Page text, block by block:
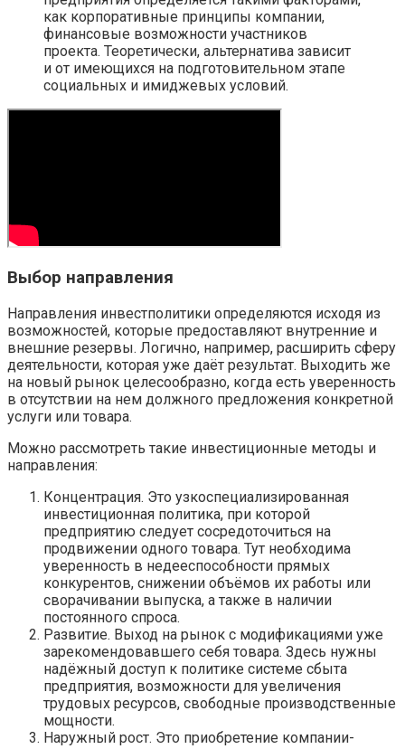
как корпоративные принципы компании,
финансовые возможности участников
проекта. Теоретически, альтернатива зависит
и от имеющихся на подготовительном этапе
социальных и имиджевых условий.
Выбор направления
Направления инвестполитики определяются исходя из
возможностей, которые предоставляют внутренние и
внешние резервы. Логично, например, расширить сферу
деятельности, которая уже даёт результат. Выходить же
на новый рынок целесообразно, когда есть уверенность
в отсутствии на нем должного предложения конкретной
услуги или товара.
Можно рассмотреть такие инвестиционные методы и
направления:
Концентрация. Это узкоспециализированная
инвестиционная политика, при которой
предприятию следует сосредоточиться на
продвижении одного товара. Тут необходима
уверенность в недееспособности прямых
конкурентов, снижении объёмов их работы или
сворачивании выпуска, а также в наличии
постоянного спроса.
Развитие. Выход на рынок с модификациями уже
зарекомендовавшего себя товара. Здесь нужны
надёжный доступ к политике системе сбыта
предприятия, возможности для увеличения
трудовых ресурсов, свободные производственные
мощности.
Наружный рост. Это приобретение компании-